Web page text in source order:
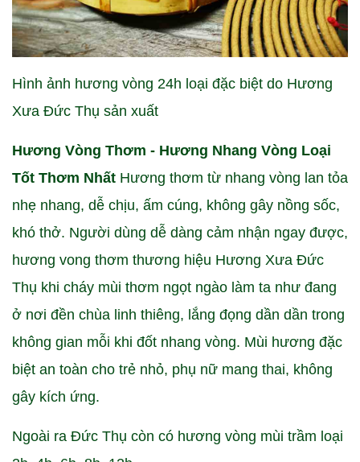
Hình ảnh hương vòng 24h loại đặc biệt do Hương
Xưa Đức Thụ sản xuất
Hương Vòng Thơm - Hương Nhang Vòng Loại
Tốt Thơm Nhất Hương thơm từ nhang vòng lan tỏa
nhẹ nhang, dễ chịu, ấm cúng, không gây nồng sốc,
khó thở. Người dùng dễ dàng cảm nhận ngay được,
hương vong thơm thương hiệu Hương Xưa Đức
Thụ khi cháy mùi thơm ngọt ngào làm ta như đang
ở nơi đền chùa linh thiêng, lắng đọng dần dần trong
không gian mỗi khi đốt nhang vòng. Mùi hương đặc
biệt an toàn cho trẻ nhỏ, phụ nữ mang thai, không
gây kích ứng.
Ngoài ra Đức Thụ còn có hương vòng mùi trầm loại